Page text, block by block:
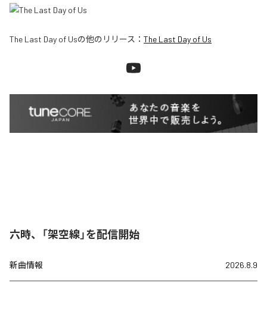
The Last Day of Usの他のリリース： The Last Day of Us
六時、「架空線」を配信開始
新曲情報 2026.8.9